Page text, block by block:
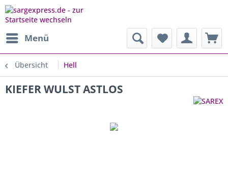
Menü
Übersicht Hell
KIEFER WULST ASTLOS